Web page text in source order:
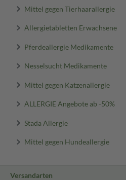
Mittel gegen Tierhaarallergie
Allergietabletten Erwachsene
Pferdeallergie Medikamente
Nesselsucht Medikamente
Mittel gegen Katzenallergie
ALLERGIE Angebote ab -50%
Stada Allergie
Mittel gegen Hundeallergie
Versandarten